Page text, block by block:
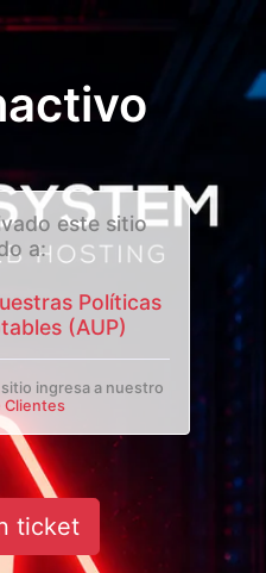
este sitio
a:
Políticas
(AUP)
ingresa a nuestro
Clientes
ticket